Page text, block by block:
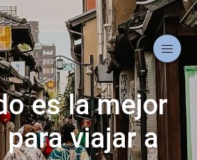
es la mejor
para viajar a